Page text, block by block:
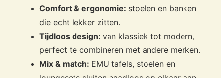
Comfort & ergonomie: stoelen en banken
die echt lekker zitten.
Tijdloos design: van klassiek tot modern,
perfect te combineren met andere merken.
Mix & match: EMU tafels, stoelen en